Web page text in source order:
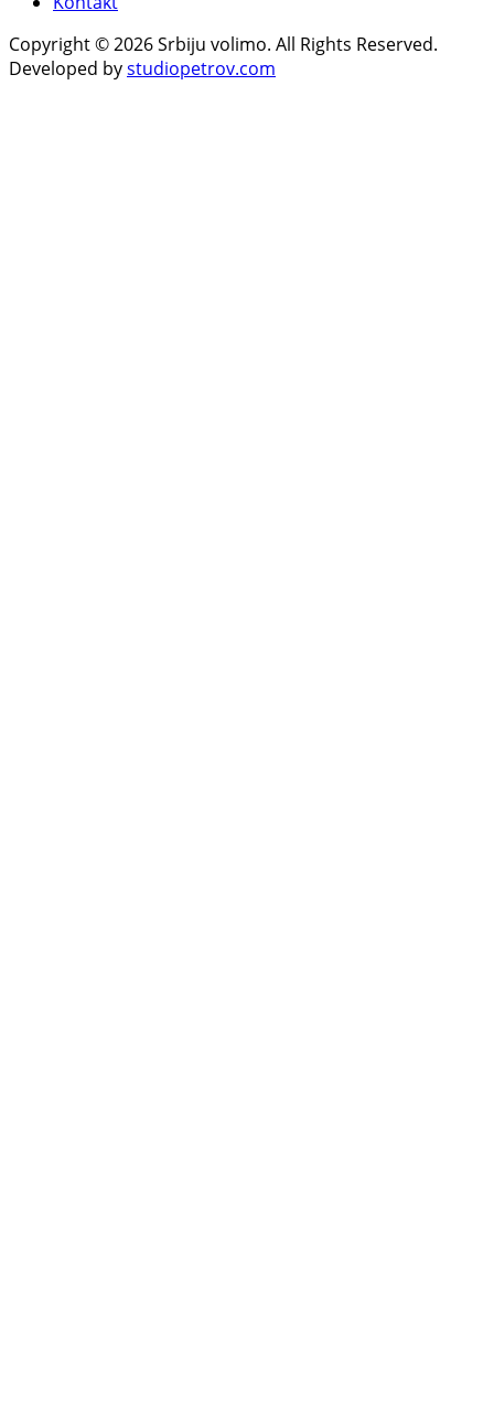
Copyright © 2026 Srbiju volimo. All Rights Reserved.
Developed bystudiopetrov.com